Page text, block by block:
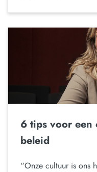
6 tips voor een
beleid
“Onze cultuur is ons